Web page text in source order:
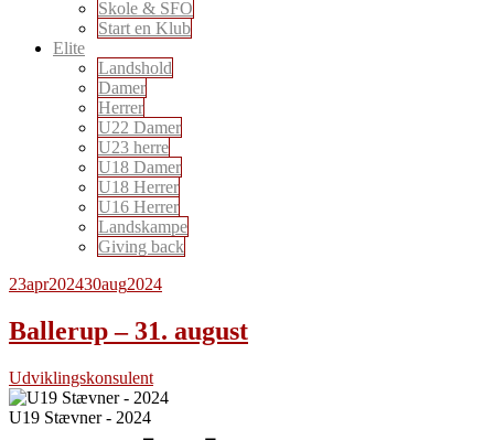
Skole & SFO
Start en Klub
Elite
Landshold
Damer
Herrer
U22 Damer
U23 herre
U18 Damer
U18 Herrer
U16 Herrer
Landskampe
Giving back
23apr202430aug2024
Ballerup – 31. august
Udviklingskonsulent
U19 Stævner - 2024